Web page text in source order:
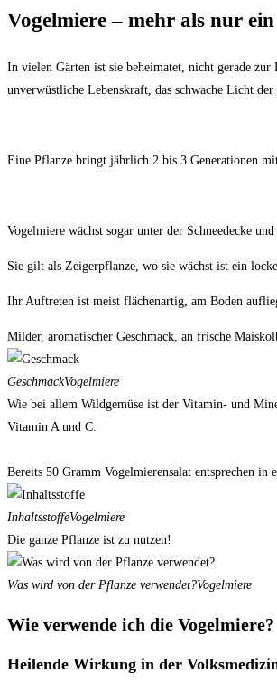
Vogelmiere – mehr als nur
In vielen Gärten ist sie beheimatet, nicht gerade
unverwüstliche Lebenskraft, das schwache Licht
Eine Pflanze bringt jährlich 2 bis 3 Generationen
Vogelmiere wächst sogar unter der Schneedecke
Sie gilt als Zeigerpflanze, wo sie wächst ist ein
Ihr Auftreten ist meist flächenartig, am Boden
Milder, aromatischer Geschmack, an frische
GeschmackVogelmiere
Wie bei allem Wildgemüse ist der Vitamin- und
Vitamin A und C.
Bereits 50 Gramm Vogelmierensalat entsprechen
InhaltsstoffeVogelmiere
Die ganze Pflanze ist zu nutzen!
Was wird von der Pflanze verwendet?Vogelmiere
Wie verwende ich die Vogelmiere?
Heilende Wirkung in der